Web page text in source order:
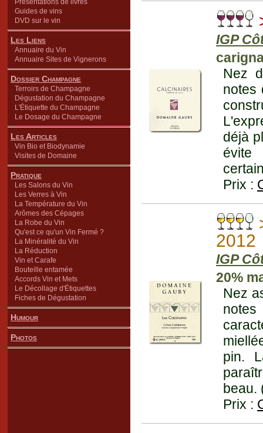
Présentations de livres
Guides de vins
DVD sur le vin
Les Liens
Annuaire du Vin
Annuaire Sites de Vignerons
Dossier Champagne
Terroirs de Champagne
Dégustation du Champagne
L'Étiquette du Champagne
Le Dosage du Champagne
Les Articles
Vin Bio et Biodynamie
Visites de Domaine
Pratique
Les Salons du Vin
Les Verres à Vin
La Température du Vin
Arômes des Cépages
La Robe du Vin
Qu'est ce qu'un Vin Fermé ?
La Minéralité du Vin
La Réduction
Vin et Carafe
Bouteille entamée
Accords Vin et Mets
Le Décollage d'Étiquettes
Fiches de Dégustation
Humour
Photos
IGP
Nez
notes
déjà
Prix :
2012
IGP
20%
Nez
pin.
beau.
Prix :